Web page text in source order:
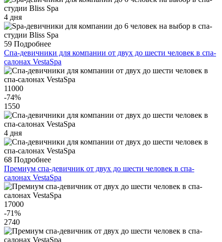
4 дня
59 Подробнее
Спа-девичники для компании от двух до шести человек в спа-
салонах VestaSpa
11000
-74%
1550
4 дня
68 Подробнее
Премиум спа-девичник от двух до шести человек в спа-
салонах VestaSpa
17000
-71%
2740